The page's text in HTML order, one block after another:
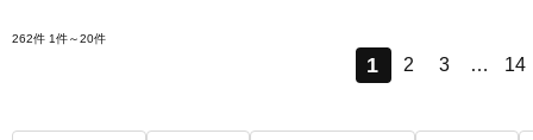
262件 1件～20件
1 2 3 … 14